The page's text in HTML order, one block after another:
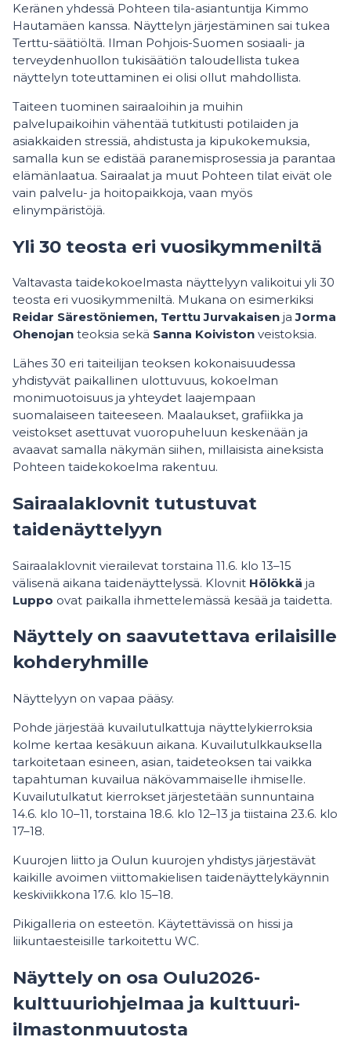
Keränen yhdessä Pohteen tila-asiantuntija Kimmo
Hautamäen kanssa. Näyttelyn järjestäminen sai tukea
Terttu-säätiöltä. Ilman Pohjois-Suomen sosiaali- ja
terveydenhuollon tukisäätiön taloudellista tukea
näyttelyn toteuttaminen ei olisi ollut mahdollista.
Taiteen tuominen sairaaloihin ja muihin
palvelupaikoihin vähentää tutkitusti potilaiden ja
asiakkaiden stressiä, ahdistusta ja kipukokemuksia,
samalla kun se edistää paranemisprosessia ja parantaa
elämänlaatua. Sairaalat ja muut Pohteen tilat eivät ole
vain palvelu- ja hoitopaikkoja, vaan myös
elinympäristöjä.
Yli 30 teosta eri vuosikymmeniltä
Valtavasta taidekokoelmasta näyttelyyn valikoitui yli 30
teosta eri vuosikymmeniltä. Mukana on esimerkiksi
Reidar Särestöniemen, Terttu Jurvakaisen ja Jorma
Ohenojan teoksia sekä Sanna Koiviston veistoksia.
Lähes 30 eri taiteilijan teoksen kokonaisuudessa
yhdistyvät paikallinen ulottuvuus, kokoelman
monimuotoisuus ja yhteydet laajempaan
suomalaiseen taiteeseen. Maalaukset, grafiikka ja
veistokset asettuvat vuoropuheluun keskenään ja
avaavat samalla näkymän siihen, millaisista aineksista
Pohteen taidekokoelma rakentuu.
Sairaalaklovnit tutustuvat
taidenäyttelyyn
Sairaalaklovnit vierailevat torstaina 11.6. klo 13–15
välisenä aikana taidenäyttelyssä. Klovnit Hölökkä ja
Luppo ovat paikalla ihmettelemässä kesää ja taidetta.
Näyttely on saavutettava erilaisille
kohderyhmille
Näyttelyyn on vapaa pääsy.
Pohde järjestää kuvailutulkattuja näyttelykierroksia
kolme kertaa kesäkuun aikana. Kuvailutulkkauksella
tarkoitetaan esineen, asian, taideteoksen tai vaikka
tapahtuman kuvailua näkövammaiselle ihmiselle.
Kuvailutulkatut kierrokset järjestetään sunnuntaina
14.6. klo 10–11, torstaina 18.6. klo 12–13 ja tiistaina 23.6. klo
17–18.
Kuurojen liitto ja Oulun kuurojen yhdistys järjestävät
kaikille avoimen viittomakielisen taidenäyttelykäynnin
keskiviikkona 17.6. klo 15–18.
Pikigalleria on esteetön. Käytettävissä on hissi ja
liikuntaesteisille tarkoitettu WC.
Näyttely on osa Oulu2026-
kulttuuriohjelmaa ja kulttuuri-
ilmastonmuutosta